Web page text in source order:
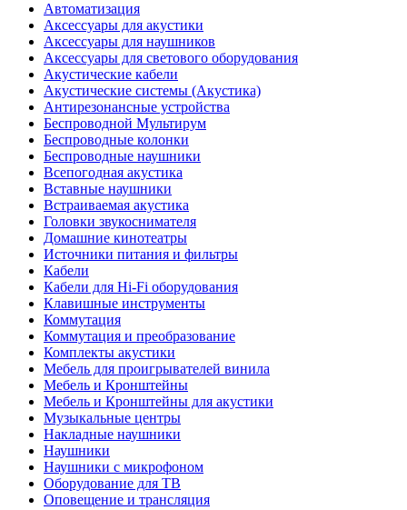
Автоматизация
Аксессуары для акустики
Аксессуары для наушников
Аксессуары для светового оборудования
Акустические кабели
Акустические системы (Акустика)
Антирезонансные устройства
Беспроводной Мультирум
Беспроводные колонки
Беспроводные наушники
Всепогодная акустика
Вставные наушники
Встраиваемая акустика
Головки звукоснимателя
Домашние кинотеатры
Источники питания и фильтры
Кабели
Кабели для Hi-Fi оборудования
Клавишные инструменты
Коммутация
Коммутация и преобразование
Комплекты акустики
Мебель для проигрывателей винила
Мебель и Кронштейны
Мебель и Кронштейны для акустики
Музыкальные центры
Накладные наушники
Наушники
Наушники с микрофоном
Оборудование для ТВ
Оповещение и трансляция